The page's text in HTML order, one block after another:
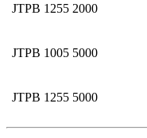
JTPB 1255 2000
JTPB 1005 5000
JTPB 1255 5000